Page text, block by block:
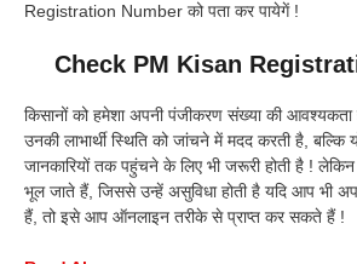
Registration Number को पता कर पायेगें !
Check PM Kisan
किसानों को हमेशा अपनी पंजीकरण संख्या की
उनकी लाभार्थी स्थिति को जांचने में मदद करती है,
जानकारियों तक पहुंचने के लिए भी जरूरी होती है !
भूल जाते हैं, जिससे उन्हें असुविधा होती है यदि आप भी
हैं, तो इसे आप ऑनलाइन तरीके से प्राप्त कर सकते हैं !